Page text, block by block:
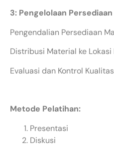
3: Pengelolaan
Pengendalian Persediaan
Distribusi Material ke Lokasi
Evaluasi dan Kontrol
Metode Pelatihan:
Presentasi
Diskusi